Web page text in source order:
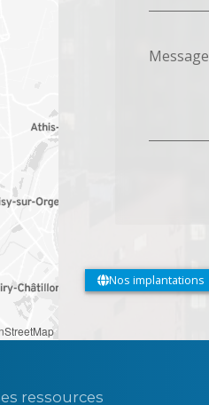
Message
Nos implantations
ressources